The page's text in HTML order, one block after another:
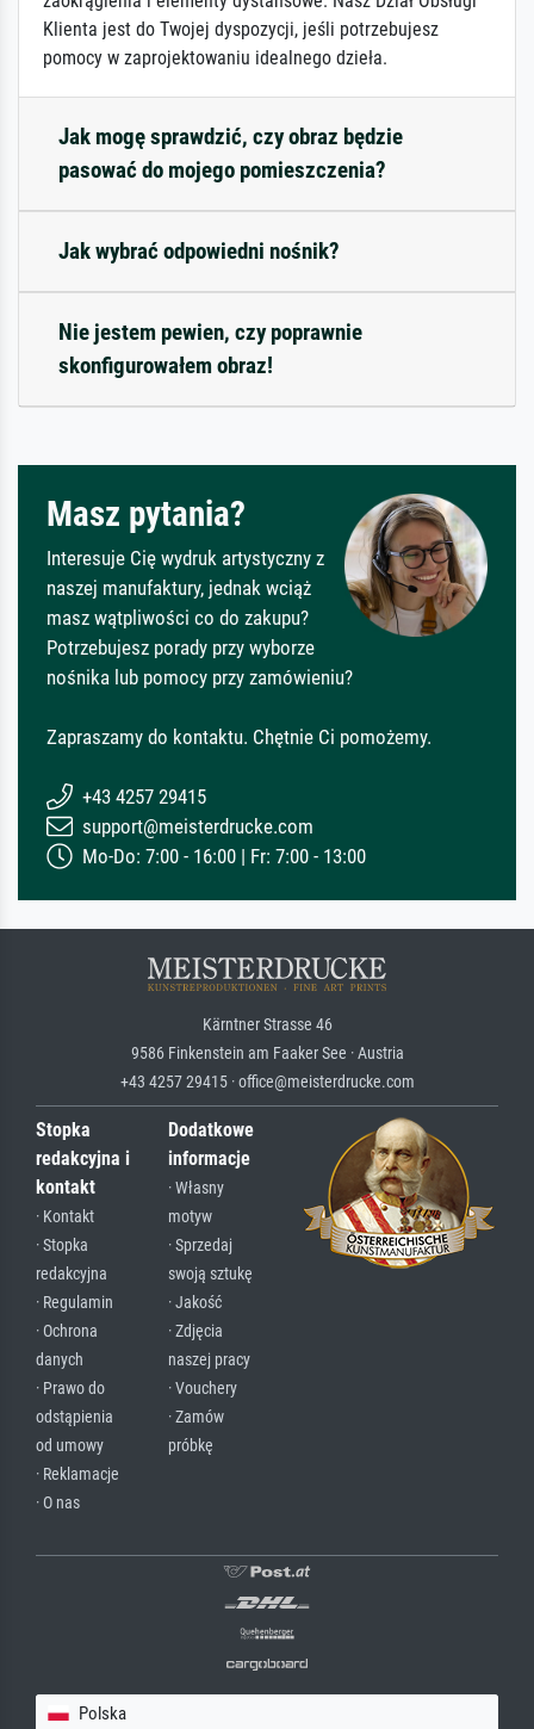
Klienta jest do Twojej dyspozycji, jeśli potrzebujesz
pomocy w zaprojektowaniu idealnego dzieła.
Jak mogę sprawdzić, czy obraz będzie
pasować do mojego pomieszczenia?
Jak wybrać odpowiedni nośnik?
Nie jestem pewien, czy poprawnie
skonfigurowałem obraz!
Masz pytania?
Interesuje Cię wydruk artystyczny z
naszej manufaktury, jednak wciąż
masz wątpliwości co do zakupu?
Potrzebujesz porady przy wyborze
nośnika lub pomocy przy zamówieniu?
Zapraszamy do kontaktu. Chętnie Ci pomożemy.
+43 4257 29415
support@meisterdrucke.com
Mo-Do: 7:00 - 16:00 | Fr: 7:00 - 13:00
Kärntner Strasse 46
9586 Finkenstein am Faaker See · Austria
+43 4257 29415 · office@meisterdrucke.com
Stopka
redakcyjna i
kontakt
· Kontakt
· Stopka
redakcyjna
· Regulamin
· Ochrona
danych
· Prawo do
odstąpienia
od umowy
· Reklamacje
· O nas
Dodatkowe
informacje
· Własny
motyw
· Sprzedaj
swoją sztukę
· Jakość
· Zdjęcia
naszej pracy
· Vouchery
· Zamów
próbkę
Polska